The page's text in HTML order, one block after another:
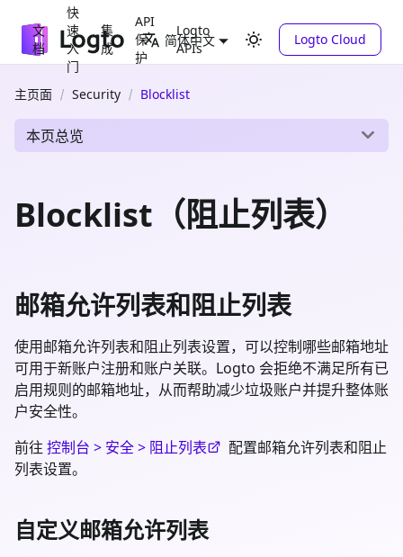
文
档
快
速
入
门
集
成
API
保
护
Logto
APIs
简体中文 Logto Cloud
主页面 Security Blocklist
本页总览
Blocklist（阻止列表）
邮箱允许列表和阻止列表
使用邮箱允许列表和阻止列表设置，可以控制哪些邮箱地址
可用于新账户注册和账户关联。Logto 会拒绝不满足所有已
启用规则的邮箱地址，从而帮助减少垃圾账户并提升整体账
户安全性。
前往 控制台 > 安全 > 阻止列表
配置邮箱允许列表和阻止
列表设置。
自定义邮箱允许列表